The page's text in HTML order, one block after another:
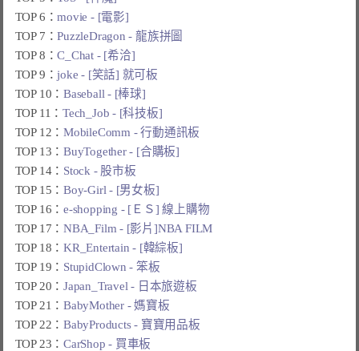
TOP 6：movie - [電影]
TOP 7：PuzzleDragon - 龍族拼圖
TOP 8：C_Chat - [希洽]
TOP 9：joke - [笑話] 就可板
TOP 10：Baseball - [棒球]
TOP 11：Tech_Job - [科技板]
TOP 12：MobileComm - 行動通訊板
TOP 13：BuyTogether - [合購板]
TOP 14： Stock - 股市板
TOP 15：Boy-Girl - [男女板]
TOP 16：e-shopping - [ＥＳ] 線上購物
TOP 17：NBA_Film - [影片]NBA FILM
TOP 18：KR_Entertain - [韓綜板]
TOP 19： StupidClown - 笨板
TOP 20：Japan_Travel - 日本旅遊板
TOP 21：BabyMother - 媽寶板
TOP 22：BabyProducts - 寶寶用品板
TOP 23：CarShop - 買車板